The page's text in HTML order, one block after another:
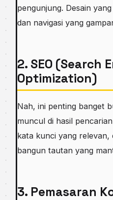
pengunjung. Desain
dan navigasi yang
2. SEO (Search
Optimization)
Nah, ini penting banget
muncul di hasil
kata kunci yang
bangun tautan yang
3. Pemasaran